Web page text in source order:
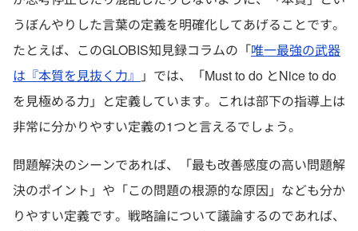
うぼんやりした言葉の定義を明確化してあげることです。
たとえば、このGLOBIS知見録コラムの「唯一最強の武器
は『本質を見抜く力』 」では、「Must to do とNice to do
を見極める力」と定義しています。これは部下の指導上は
非常に分かりやすい定義の1つと言えるでしょう。
問題解決のシーンであれば、「最も改善感度の高い問題解
決のポイント」や「この問題の根源的な原因」なども分か
りやすい定義です。戦略論について議論するのであれば、